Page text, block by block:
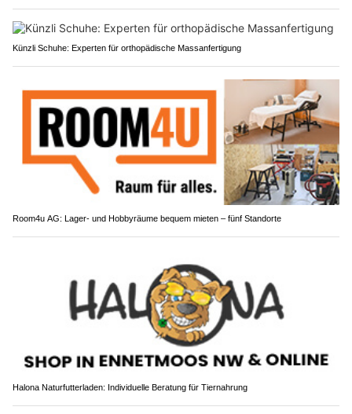
Künzli Schuhe: Experten für orthopädische Massanfertigung
Room4u AG: Lager- und Hobbyräume bequem mieten – fünf Standorte
Halona Naturfutterladen: Individuelle Beratung für Tiernahrung